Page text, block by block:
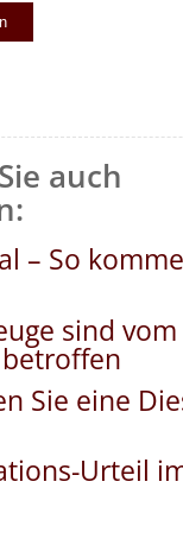
auch
– So
sind vom
Sie eine
Urteil